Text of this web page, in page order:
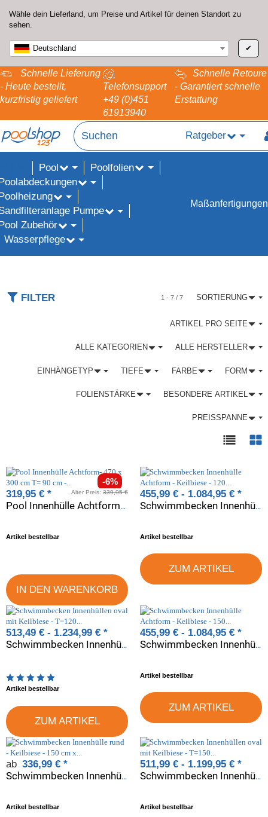
Wähle dein Lieferland, um Preise und Artikel für deinen Standort zu
sehen.
Deutschland ✔
Schnelle Lieferung
- Heute bestellt,
kurzfristig geliefert
Telefonsupport
+49 (0)451
61913940
Schnelle Retoure
- Garantiert schnelle
Erstattung
Ratgeber
Pool
Poolfolien
Pumpe
Zubehör
Wasserpflege
Maßanfertigungen
FILTER 1 - 7 / 7 SORTIERUNG
ARTIKEL PRO SEITE
ALLE KATEGORIEN ALLE HERSTELLER
EINHÄNGETYP TIEFE FARBE FORM
FOLIENSTÄRKE BESONDERE ARTIKEL
PREISSPANNE
-6%
Pool Innenhülle Achtform- 470 x 300 cm T= 90 cm - 0,6 mm blau
319,95 € * Alter Preis: 339,95 €
Artikel bestellbar
IN DEN WARENKORB
Schwimmbecken Innenhülle Achtform - Keilbiese - 120 cm x 0,6 mm - blau
455,99 € - 1.084,95 € *
Artikel bestellbar
ZUM ARTIKEL
Schwimmbecken Innenhüllen oval mit Keilbiese - T=120 cm x 0,6 mm - PVC blau
Artikelbewertung: 5 von 5 Sterne
513,49 € - 1.234,99 € *
Artikel bestellbar
ZUM ARTIKEL
Schwimmbecken Innenhülle Achtform - Keilbiese - 150 cm x 0,6 mm - blau
455,99 € - 1.084,95 € *
Artikel bestellbar
ZUM ARTIKEL
Schwimmbecken Innenhülle rund - Keilbiese - 150 cm x 0,6 mm - PVC blau
ab 336,99 € *
Artikel bestellbar
Schwimmbecken Innenhüllen oval mit Keilbiese - T=150 cm x 0,6 mm - PVC blau
511,99 € - 1.199,95 € *
Artikel bestellbar